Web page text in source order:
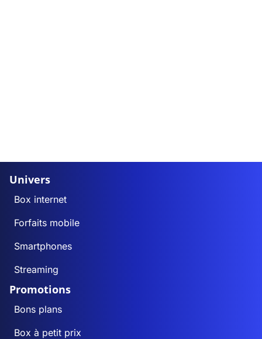
Univers
Box internet
Forfaits mobile
Smartphones
Streaming
Promotions
Bons plans
Box à petit prix